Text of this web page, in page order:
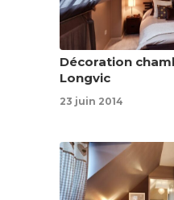
Décoration
Longvic
23 juin 2014